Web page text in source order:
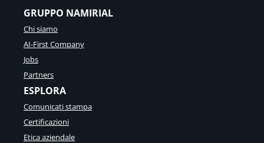
GRUPPO NAMIRIAL
Chi siamo
AI-First Company
Jobs
Partners
ESPLORA
Comunicati stampa
Certificazioni
Etica aziendale